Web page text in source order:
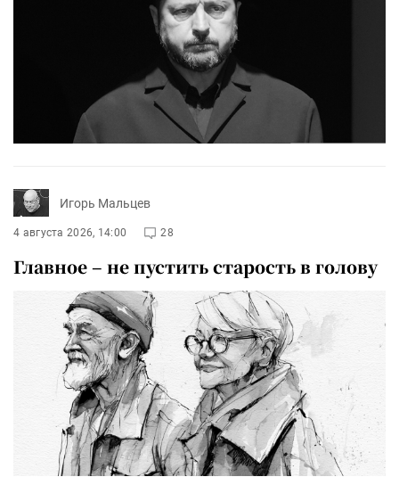
Игорь Мальцев
4 августа 2026, 14:00 28
Главное – не пустить старость в голову